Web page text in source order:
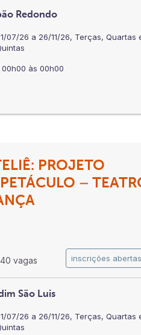
Redondo
07/26 a 26/11/26, Terças, Quartas
00h00 às 00h00
PROJETO
–
40 vagas inscrições abertas
São Luis
07/26 a 26/11/26, Terças, Quartas